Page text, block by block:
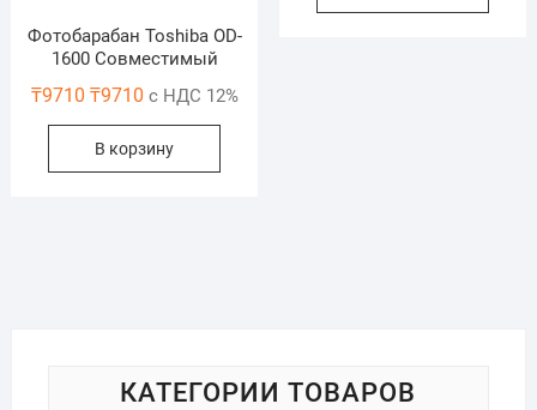
Фотобарабан Toshiba OD-
1600 Совместимый
₸9710 ₸9710 с НДС 12%
В корзину
КАТЕГОРИИ ТОВАРОВ